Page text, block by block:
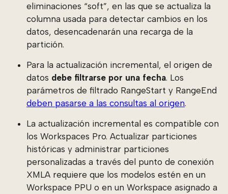
eliminaciones “soft”, en las que se actualiza la
columna usada para detectar cambios en los
datos, desencadenarán una recarga de la
partición.
Para la actualización incremental, el origen de
datos debe filtrarse por una fecha. Los
parámetros de filtrado RangeStart y RangeEnd
deben pasarse a las consultas al origen.
La actualización incremental es compatible con
los Workspaces Pro. Actualizar particiones
históricas y administrar particiones
personalizadas a través del punto de conexión
XMLA requiere que los modelos estén en un
Workspace PPU o en un Workspace asignado a